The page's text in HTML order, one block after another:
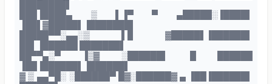
███▐████▄ ▒ ▌▐▀ ▀ ▄█████░▐████▌
▐██▌▓█████▌▐███████▌
█████▀▀░▄▄░▒ ▐▐▌ ▓█████▌▐██████▌
██▀▀▄░▀ ▐▒▓ ░██████▌ █ ██████
▓ ▒ ▄▄▀█░ ░██████▀ █▓░██████▓ ▄ ▐██▐██████▌